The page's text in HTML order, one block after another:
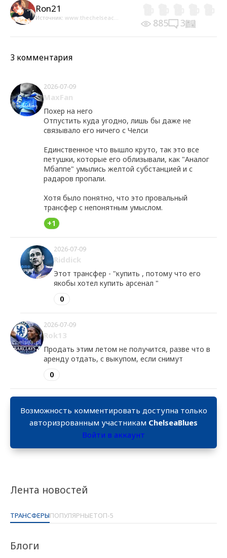
Лента новостей
ТРАНСФЕРЫПОПУЛЯРНЫЕТОП-5
Блоги
Ron21
Источник: www.thechelseac... 885 3
3 комментария
2026-07-09
MaxFan
Похер на него
Отпустить куда угодно, лишь бы даже не
связывало его ничего с Челси
Единственное что вышло круто, так это все
петушки, которые его облизывали, как "Аналог
Мбаппе" умылись желтой субстанцией и с
радаров пропали.
Хотя было понятно, что это провальный
трансфер с непонятным умыслом.
+1
2026-07-09
Riddick
Этот трансфер - "купить , потому что его
якобы хотел купить арсенал "
0
2026-07-09
Rok13
Продать этим летом не получится, разве что в
аренду отдать, с выкупом, если снимут
0
Возможность комментировать доступна только
авторизрованным участникам ChelseaBlues
Войти в аккаунт